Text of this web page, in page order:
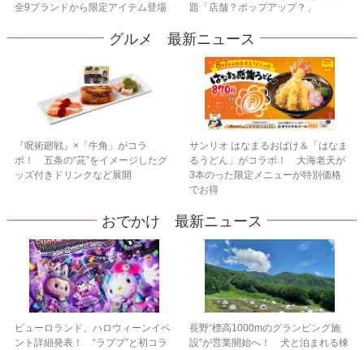
全9ブランドから限定アイテム登場
題「店舗？ポップアップ？」
グルメ 最新ニュース
『呪術廻戦』×「牛角」がコラ
ボ！ 五条の“茈”をイメージしたグ
ッズ付きドリンクなど展開
サンリオ はなまるおばけ＆「はなま
るうどん」がコラボ！ 大海老天が
3本のった限定メニューが特別価格
でお得
おでかけ 最新ニュース
ピューロランド、ハロウィーンイベ
ント詳細発表！ “ラブブ”と初コラ
長野“標高1000mのグランピング施
設”が営業開始へ！ 犬と泊まれる棟